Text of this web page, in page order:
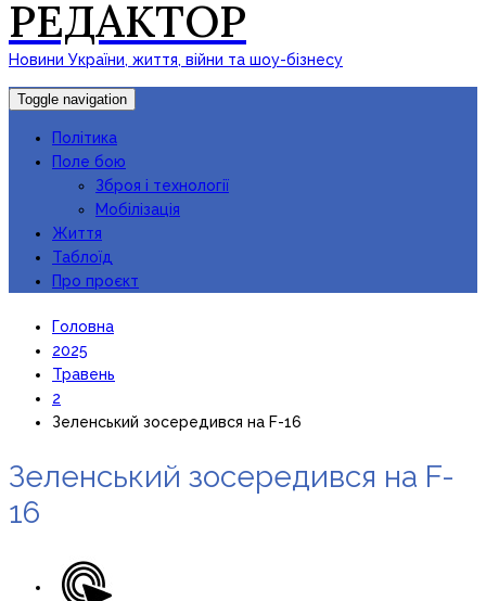
РЕДАКТОР
Новини України, життя, війни та шоу-бізнесу
Toggle navigation
Політика
Поле бою
Зброя і технології
Мобілізація
Життя
Таблоїд
Про проєкт
Головна
2025
Травень
2
Зеленський зосередився на F-16
Зеленський зосередився на F-
16